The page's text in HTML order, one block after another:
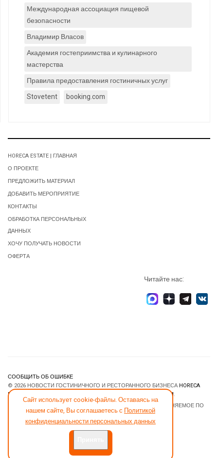
Международная ассоциация пищевой
безопасности
Владимир Власов
Академия гостеприимства и кулинарного
мастерства
Правила предоставления гостиничных услуг
Stovetent
booking.com
Сайт использует cookie-файлы. Оставаясь на
нашем сайте, Вы соглашаетесь с Политикой
конфиденциальности персональных данных
HORECA ESTATE | ГЛАВНАЯ
О ПРОЕКТЕ
ПРЕДЛОЖИТЬ МАТЕРИАЛ
ДОБАВИТЬ МЕРОПРИЯТИЕ
КОНТАКТЫ
ОБРАБОТКА ПЕРСОНАЛЬНЫХ
ДАННЫХ
ХОЧУ ПОЛУЧАТЬ НОВОСТИ
ОФЕРТА
Читайте нас:
СООБЩИТЬ ОБ ОШИБКЕ
© 2026 НОВОСТИ ГОСТИНИЧНОГО И РЕСТОРАННОГО БИЗНЕСА HORECA
ESTATE
JOOMLART.COM.
- ПРОГРАММНОЕ ОБЕСПЕЧЕНИЕ, РАСПРОСТРАНЯЕМОЕ ПО
ЛИЦЕНЗИИGNU GENERAL PUBLIC LICENSE.